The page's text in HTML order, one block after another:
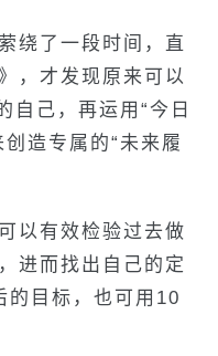
绕了一段时间，直
，才发现原来可以
自己，再运用“今日
造专属的“未来履
以有效检验过去做
进而找出自己的定
的目标，也可用10